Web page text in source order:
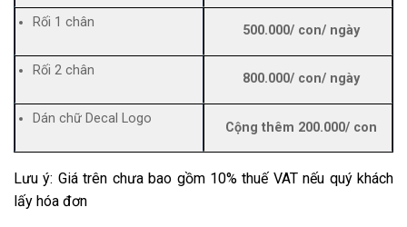
Rối 1 chân
500.000/ con/ ngày
Rối 2 chân
800.000/ con/ ngày
Dán chữ Decal Logo
Cộng thêm 200.000/ con
Lưu ý: Giá trên chưa bao gồm 10% thuế VAT nếu quý khách
lấy hóa đơn